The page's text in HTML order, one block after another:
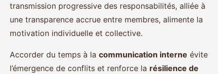
transmission progressive des responsabilités, alliée à
une transparence accrue entre membres, alimente la
motivation individuelle et collective.
Accorder du temps à la communication interne évite
l’émergence de conflits et renforce la résilience de